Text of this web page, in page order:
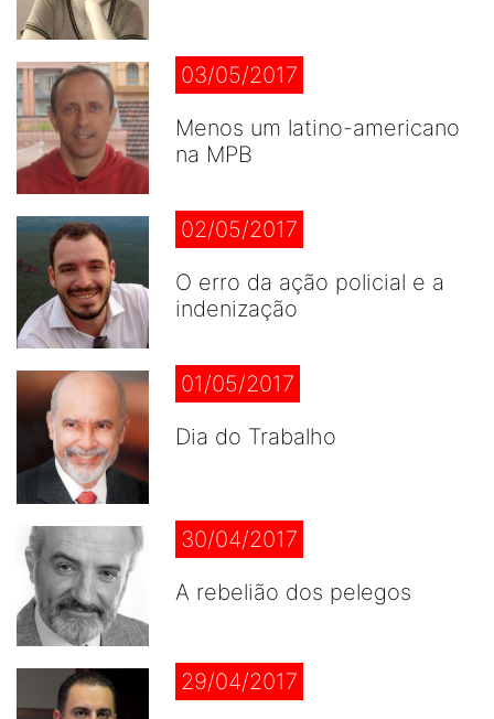
03/05/2017
Menos um latino-americano
na MPB
02/05/2017
O erro da ação policial e a
indenização
01/05/2017
Dia do Trabalho
30/04/2017
A rebelião dos pelegos
29/04/2017